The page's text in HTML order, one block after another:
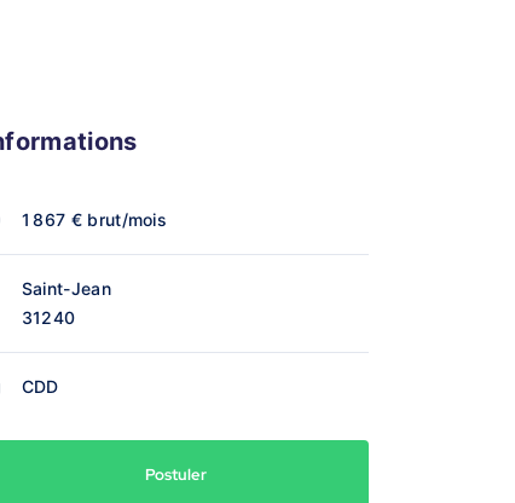
1 867 € brut/mois
Saint-Jean
31240
CDD
Postuler